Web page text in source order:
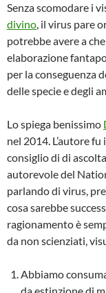
Senza scomodare i
divino, il virus pare
potrebbe avere a
elaborazione
per la conseguenza
delle specie e degli
Lo spiega benissimo
nel 2014. L’autore
consiglio di di
autorevole del
parlando di virus,
cosa sarebbe
ragionamento è
da non scienziati,
Abbiamo